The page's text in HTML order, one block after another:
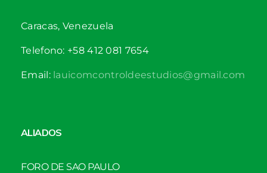
Caracas, Venezuela
Telefono: +58 412 081 7654
Email:lauicomcontroldeestudios@gmail.com
ALIADOS
FORO DE SAO PAULO